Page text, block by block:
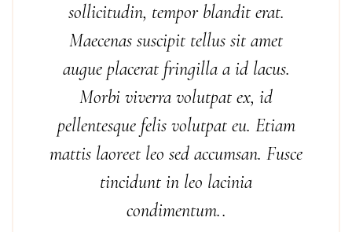
sollicitudin, tempor blandit erat.
Maecenas suscipit tellus sit amet
augue placerat fringilla a id lacus.
Morbi viverra volutpat ex, id
pellentesque felis volutpat eu. Etiam
mattis laoreet leo sed accumsan. Fusce
tincidunt in leo lacinia
condimentum..